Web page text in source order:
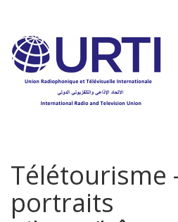
contenu
principal
Télétourisme
portraits